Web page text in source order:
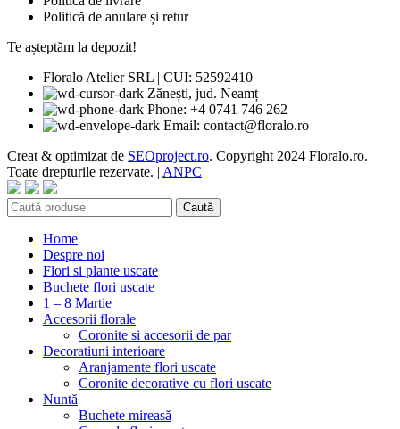
Politică de anulare și retur
Te așteptăm la depozit!
Floralo Atelier SRL | CUI: 52592410
Zănești, jud. Neamț
Phone: +4 0741 746 262
Email: contact@floralo.ro
Creat & optimizat de SEOproject.ro. Copyright 2024 Floralo.ro.
Toate drepturile rezervate. | ANPC
Caută
Home
Despre noi
Flori si plante uscate
Buchete flori uscate
1 – 8 Martie
Accesorii florale
Coronite si accesorii de par
Decoratiuni interioare
Aranjamente flori uscate
Coronite decorative cu flori uscate
Nuntă
Buchete mireasă